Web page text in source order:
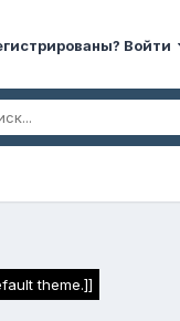
Войти
theme.]]